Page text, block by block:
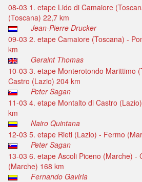
08-03 1. etape Lido di Camaiore
(Toscana) 22,7 km
Jean-Pierre Drucker
09-03 2. etape Camaiore (Toscana) -
km
Geraint Thomas
10-03 3. etape Monterotondo Marittimo
Castro (Lazio) 204 km
Peter Sagan
11-03 4. etape Montalto di Castro
km
Nairo Quintana
12-03 5. etape Rieti (Lazio) - Fermo
Peter Sagan
13-03 6. etape Ascoli Piceno (Marche) -
(Marche) 168 km
Fernando Gaviria